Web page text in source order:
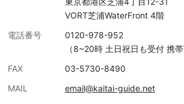
VORT芝浦WaterFront 4階
電話番号
0120-978-952
（8~20時 土日祝日も受付 携帯
FAX
03-5730-8490
MAIL
email@kaitai-guide.net